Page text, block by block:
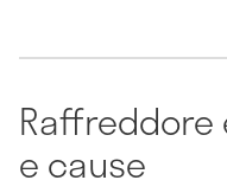
Raffreddore
e cause